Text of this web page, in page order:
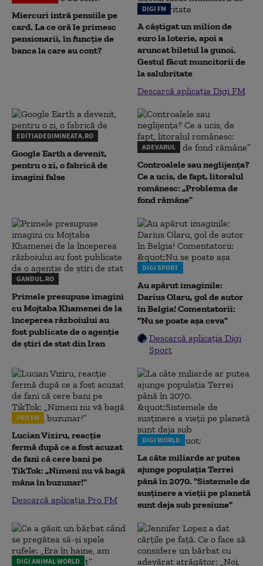
Miercuri intră pensiile pe
card. La ce oră le primesc
pensionarii, în funcție de
banca la care au cont?
DIGI FM
A câștigat un milion de
euro la loterie, apoi a
aruncat biletul la gunoi.
Gestul făcut muncitorii de
la salubritate
Descarcă aplicația Digi FM
EDITIADEDIMINEATA.RO
Google Earth a devenit,
pentru o zi, o fabrică de
imagini false
ADEVARUL
Controalele sau neglijența?
Ce a ucis, de fapt, litoralul
românesc: „Problema de
fond rămâne”
GANDUL.RO
Primele presupuse imagini
cu Mojtaba Khamenei de la
începerea războiului au
fost publicate de o agenție
de știri de stat din Iran
DIGI SPORT
Au apărut imaginile:
Darius Olaru, gol de autor
în Belgia! Comentatorii:
"Nu se poate așa ceva"
Descarcă aplicația Digi
Sport
PRO FM
Lucian Viziru, reacție
fermă după ce a fost acuzat
de fani că cere bani pe
TikTok: „Nimeni nu vă bagă
mâna în buzunar!”
Descarcă aplicația Pro FM
DIGI WORLD
La câte miliarde ar putea
ajunge populația Terrei
până în 2070. "Sistemele de
susținere a vieții pe planetă
sunt deja sub presiune"
DIGI ANIMAL WORLD